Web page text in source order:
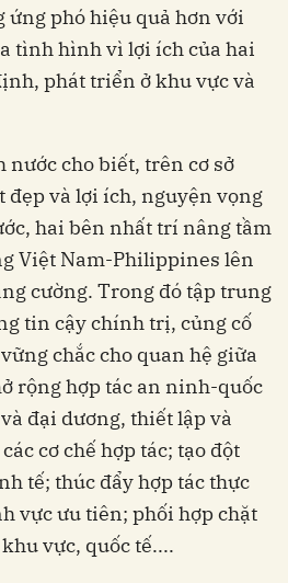
ứng phó hiệu quả hơn với
tình hình vì lợi ích của hai
phát triển ở khu vực và
nước cho biết, trên cơ sở
đẹp và lợi ích, nguyện vọng
hai bên nhất trí nâng tầm
Việt Nam-Philippines lên
cường. Trong đó tập trung
tin cậy chính trị, củng cố
chắc cho quan hệ giữa
rộng hợp tác an ninh-quốc
đại dương, thiết lập và
cơ chế hợp tác; tạo đột
tế; thúc đẩy hợp tác thực
vực ưu tiên; phối hợp chặt
vực, quốc tế....